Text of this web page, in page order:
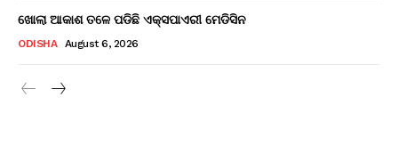
ଖୋଲା ଆକାଶ ତଳେ ପଡିଛି ଏକ୍ସପାଏରୀ ମେଡିସିନ
ODISHA August 6, 2026